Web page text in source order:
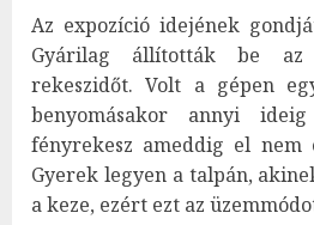
Az expozíció idejének
Gyárilag állították be az
rekeszidőt. Volt a gépen
benyomásakor annyi
fényrekesz ameddig el nem
Gyerek legyen a talpán,
a keze, ezért ezt az